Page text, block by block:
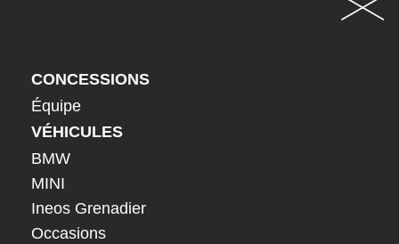
CONCESSIONS
Équipe
VÉHICULES
BMW
MINI
Ineos Grenadier
Occasions